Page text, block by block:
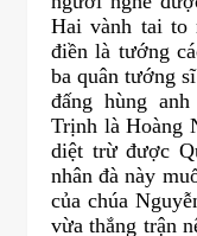
Hai vành tai to
điền là tướng
ba quân tướng
đấng hùng
Trịnh là Hoàng
diệt trừ được
nhân đà này
của chúa
vừa thắng trận